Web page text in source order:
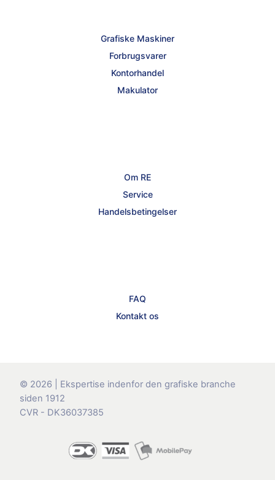
Grafiske Maskiner
Forbrugsvarer
Kontorhandel
Makulator
Om RE
Service
Handelsbetingelser
FAQ
Kontakt os
© 2026 | Ekspertise indenfor den grafiske branche
siden 1912
CVR - DK36037385